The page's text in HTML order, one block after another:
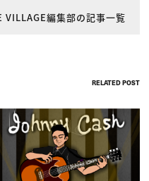
VILLAGE編集部の記事一覧
RELATED POST